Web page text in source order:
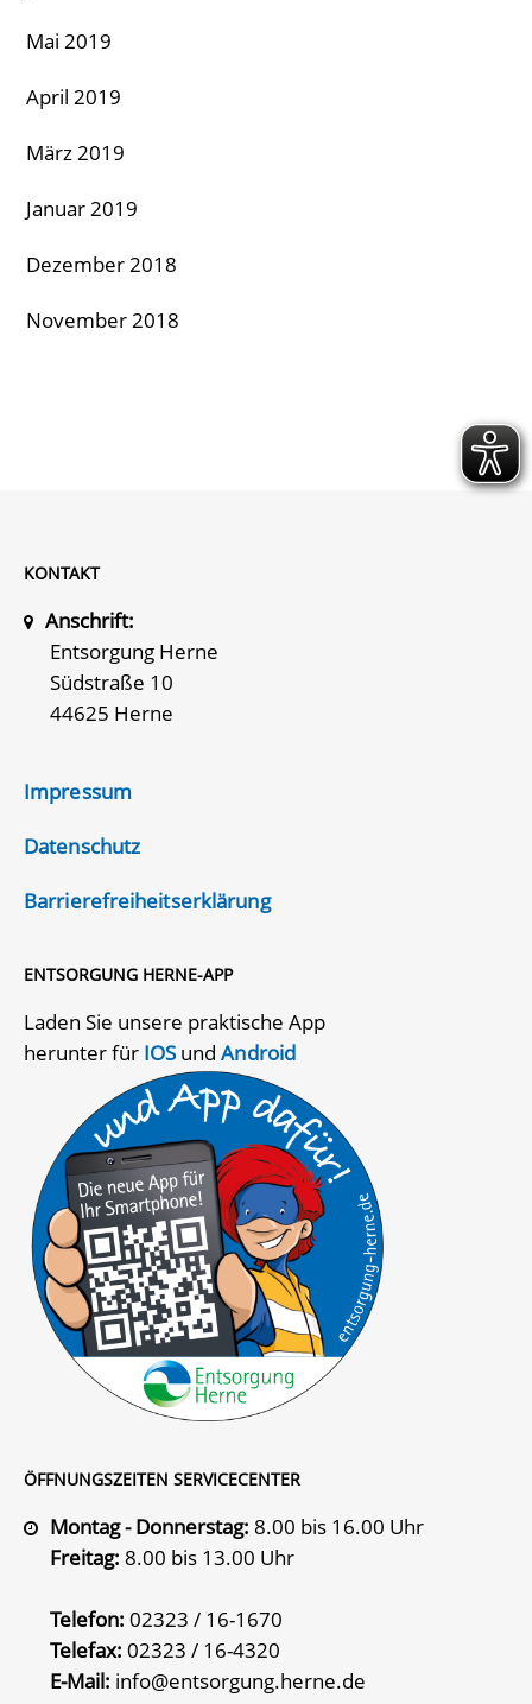
Mai 2019
April 2019
März 2019
Januar 2019
Dezember 2018
November 2018
KONTAKT
Anschrift:
Entsorgung Herne
Südstraße 10
44625 Herne
Impressum
Datenschutz
Barrierefreiheitserklärung
ENTSORGUNG HERNE-APP
Laden Sie unsere praktische App
herunter für IOSundAndroid
ÖFFNUNGSZEITEN SERVICECENTER
Montag - Donnerstag: 8.00 bis 16.00 Uhr
Freitag: 8.00 bis 13.00 Uhr
Telefon: 02323 / 16-1670
Telefax: 02323 / 16-4320
E-Mail: info@entsorgung.herne.de